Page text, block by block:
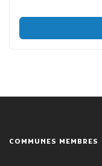
COMMUNES MEMBRES